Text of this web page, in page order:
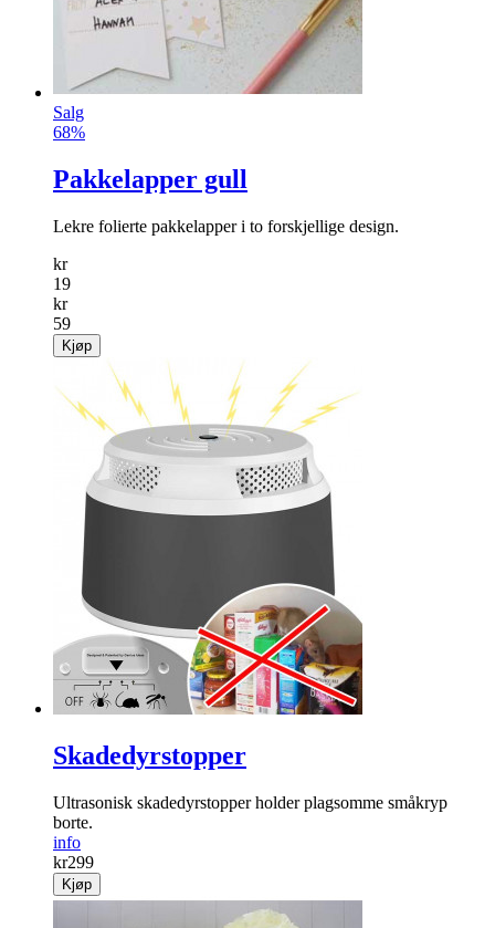
Salg
68%
Pakkelapper gull
Lekre folierte pakkelapper i to forskjellige design.
kr
19
kr
59
Kjøp
Skadedyrstopper
Ultrasonisk skadedyr­stopper holder plag­­somme småkryp
borte.
info
kr299
Kjøp